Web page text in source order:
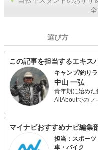
選び方
この記事を担当するエキス
キャンプ/釣り
中山 一弘
青年期に始め
AllAboutでのフ
どでの執筆多数。 今も休日には必ず海山湖を駆け
いる自然派で、
合わせて日本
あえて払い下げ
マイナビおすすめナビ編集
担当：スポー
車・バイク